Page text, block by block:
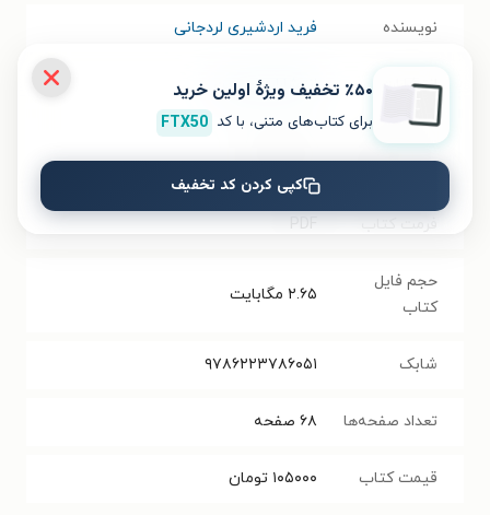
نویسنده فرید ‏اردشیری ‏لردجانی
انتشارات انتشارات هورین
سال انتشار
نسخه فیزیکی
فرمت کتاب PDF
حجم فایل
کتاب
۲.۶۵ مگابایت
شابک ۹۷۸۶۲۲۳۷۸۶۰۵۱
تعداد صفحه‌ها ۶۸ صفحه
قیمت کتاب ۱۰۵۰۰۰ تومان
٪۵۰ تخفیف ویژۀ اولین خرید
برای کتاب‌های متنی، با کد FTX50
کپی کردن کد تخفیف